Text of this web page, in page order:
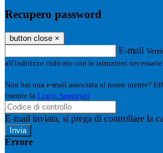
Recupero password
button close ×
E-mail
all'indirizzo indicato con le istruzioni
Non hai una e-mail associata al nome utente?
tramite la Login Spaggiari
E-mail inviata, si prega di controllare la
Errore